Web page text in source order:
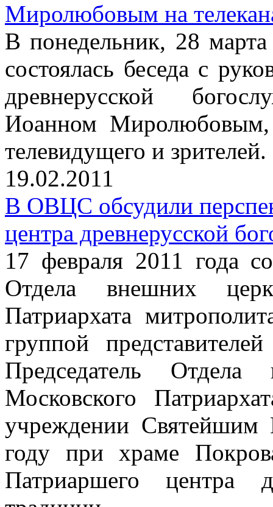
Миролюбовым на
В понедельник, 28
состоялась беседа с
древнерусской
Иоанном Миролюбовым,
телевидущего и зрителей.
19.02.2011
В ОВЦС обсудили
центра древнерусской
17 февраля 2011 года
Отдела внешних
Патриархата
группой
Председатель
Московского
учреждении
году при храме
Патриаршего центра